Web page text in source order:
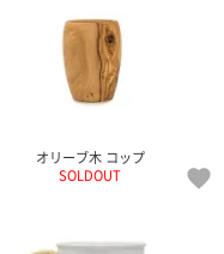
オリーブ木 コップ
SOLDOUT